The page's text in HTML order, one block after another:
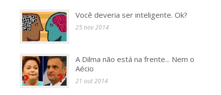
Você deveria ser inteligente. Ok?
25 nov 2014
A Dilma não está na frente... Nem o
Aécio
21 out 2014